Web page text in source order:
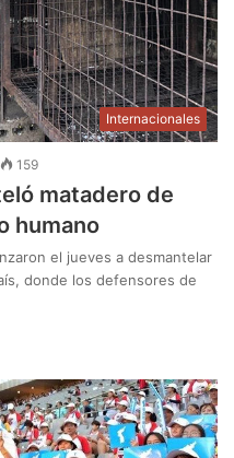
Internacionales
159
matadero de
humano
el jueves a desmantelar
donde los defensores de